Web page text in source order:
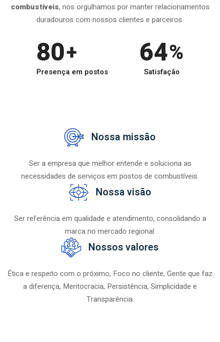
combustíveis, nos orgulhamos por manter relacionamentos
duradouros com nossos clientes e parceiros.
80+
Presença em postos
75%
Satisfação
Nossa missão
Ser a empresa que melhor entende e soluciona as
necessidades de serviços em postos de combustíveis.
Nossa visão
Ser referência em qualidade e atendimento, consolidando a
marca no mercado regional.
Nossos valores
Ética e respeito com o próximo, Foco no cliente, Gente que faz
a diferença, Meritocracia, Persistência, Simplicidade e
Transparência.